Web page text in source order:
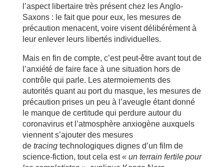
l’aspect libertaire très présent chez les Anglo-
Saxons : le fait que pour eux, les mesures de
précaution menacent, voire visent délibérément à
leur enlever leurs libertés individuelles.
Mais en fin de compte, c’est peut-être avant tout de
l’anxiété de faire face à une situation hors de
contrôle qui parle. Les atermoiements des
autorités quant au port du masque, les mesures de
précaution prises un peu à l’aveugle étant donné
le manque de certitude qui perdure autour du
coronavirus et l’atmosphère anxiogène auxquels
viennent s’ajouter des mesures
de tracingtechnologiques dignes d’un film de
science-fiction, tout cela est« un terrain fertile pour